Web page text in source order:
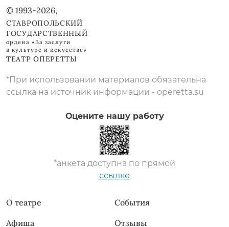
© 1993-2026,
СТАВРОПОЛЬСКИЙ
ГОСУДАРСТВЕННЫЙ
ордена «За заслуги
в культуре и искусстве»
ТЕАТР ОПЕРЕТТЫ
*При использовании материалов обязательна
ссылка на источник информации - operetta.su
Оцените нашу работу
*анкета доступна по прямой
ссылке
О театре
Афиша
События
Отзывы